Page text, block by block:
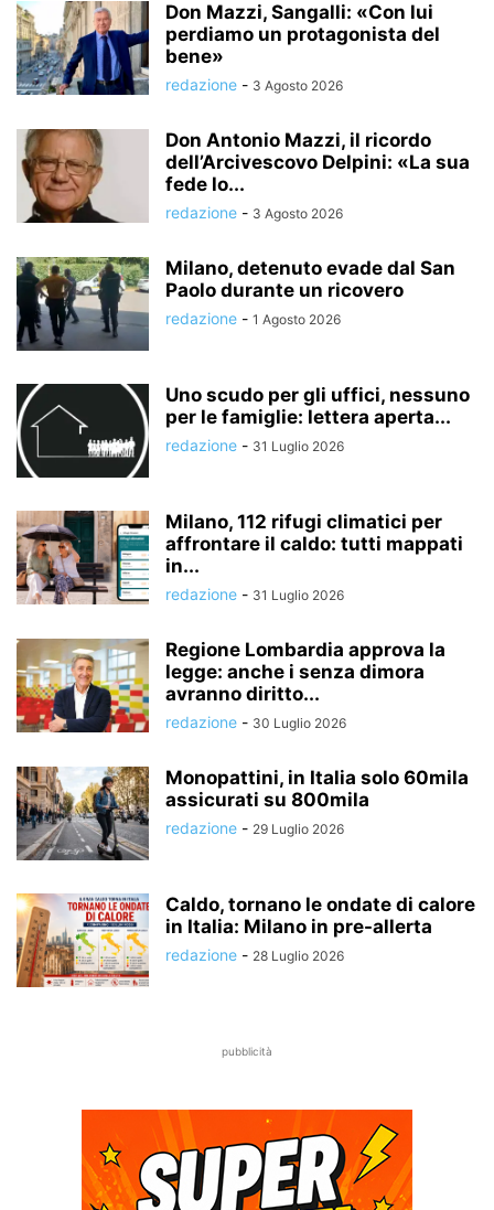
Don Mazzi, Sangalli: «Con lui
perdiamo un protagonista del
bene»
redazione - 3 Agosto 2026
Don Antonio Mazzi, il ricordo
dell’Arcivescovo Delpini: «La sua
fede lo...
redazione - 3 Agosto 2026
Milano, detenuto evade dal San
Paolo durante un ricovero
redazione - 1 Agosto 2026
Uno scudo per gli uffici, nessuno
per le famiglie: lettera aperta...
redazione - 31 Luglio 2026
Milano, 112 rifugi climatici per
affrontare il caldo: tutti mappati
in...
redazione - 31 Luglio 2026
Regione Lombardia approva la
legge: anche i senza dimora
avranno diritto...
redazione - 30 Luglio 2026
Monopattini, in Italia solo 60mila
assicurati su 800mila
redazione - 29 Luglio 2026
Caldo, tornano le ondate di calore
in Italia: Milano in pre-allerta
redazione - 28 Luglio 2026
pubblicità